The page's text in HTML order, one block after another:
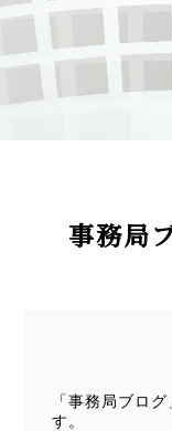
事務局
「事務局ブロ
す。